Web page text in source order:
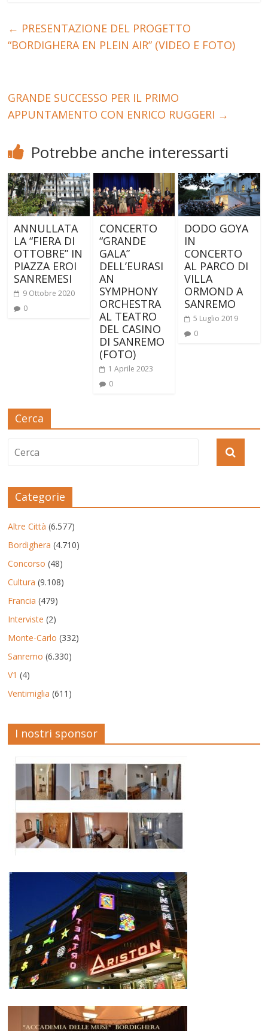
← PRESENTAZIONE DEL PROGETTO
“BORDIGHERA EN PLEIN AIR” (VIDEO E FOTO)
GRANDE SUCCESSO PER IL PRIMO
APPUNTAMENTO CON ENRICO RUGGERI →
Potrebbe anche interessarti
ANNULLATA
LA “FIERA DI
OTTOBRE” IN
PIAZZA EROI
SANREMESI
9 Ottobre 2020
0
CONCERTO
“GRANDE
GALA”
DELL’EURASI
AN
SYMPHONY
ORCHESTRA
AL TEATRO
DEL CASINO
DI SANREMO
(FOTO)
1 Aprile 2023
0
DODO GOYA
IN
CONCERTO
AL PARCO DI
VILLA
ORMOND A
SANREMO
5 Luglio 2019
0
Cerca
Categorie
Altre Città (6.577)
Bordighera (4.710)
Concorso (48)
Cultura (9.108)
Francia (479)
Interviste (2)
Monte-Carlo (332)
Sanremo (6.330)
V1 (4)
Ventimiglia (611)
I nostri sponsor